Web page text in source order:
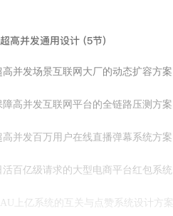
高并发通用设计 (5节)
高并发场景互联网大厂的动态扩容方案
障高并发互联网平台的全链路压测方案
高并发百万用户在线直播弹幕系统方案
活百亿级请求的大型电商平台红包系统
上亿系统的互关与点赞系统设计方案